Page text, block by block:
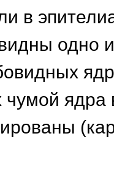
в
одно
чумой